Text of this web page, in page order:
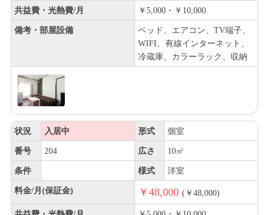
共益費・光熱費/月 ￥5,000・￥10,000
備考・部屋設備
ベッド、エアコン、TV端子、
WIFI、有線インターネット、
冷蔵庫、カラーラック、収納
状況 入居中 形式 個室
番号 204 広さ 10㎡
条件 様式 洋室
料金/月(保証金) ￥48,000 (￥48,000)